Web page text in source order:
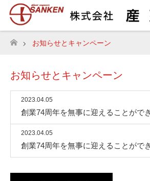
ホーム
お知らせとキャンペーン
お知らせとキャンペーン
2023.04.05
創業74周年を無事に迎えることがで
2023.04.05
創業74周年を無事に迎えることがで